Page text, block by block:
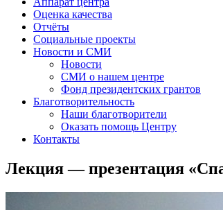
Оценка качества
Отчёты
Социальные проекты
Новости и СМИ
Новости
СМИ о нашем центре
Фонд президентских грантов
Благотворительность
Наши благотворители
Оказать помощь Центру
Контакты
Лекция — презентация